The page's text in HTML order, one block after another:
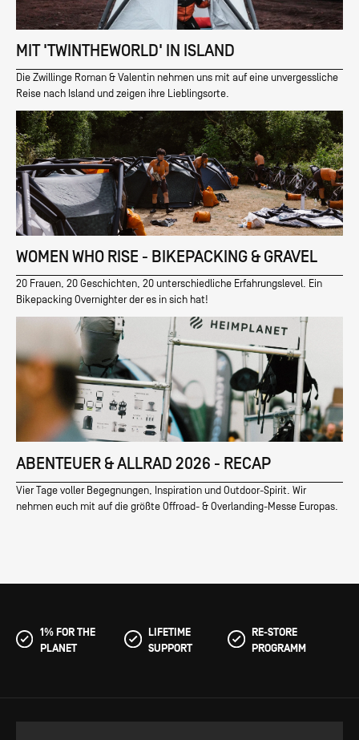
MIT 'TWINTHEWORLD' IN ISLAND
Die Zwillinge Roman & Valentin nehmen uns mit auf eine unvergessliche
Reise nach Island und zeigen ihre Lieblingsorte.
WOMEN WHO RISE - BIKEPACKING & GRAVEL
20 Frauen, 20 Geschichten, 20 unterschiedliche Erfahrungslevel. Ein
Bikepacking Overnighter der es in sich hat!
ABENTEUER & ALLRAD 2026 - RECAP
Vier Tage voller Begegnungen, Inspiration und Outdoor-Spirit. Wir
nehmen euch mit auf die größte Offroad- & Overlanding-Messe Europas.
1% FOR THE
PLANET
LIFETIME
SUPPORT
RE-STORE
PROGRAMM